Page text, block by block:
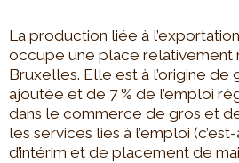
La production liée à
occupe une place relativement
Bruxelles. Elle est à l’origine de
ajoutée et de 7 % de l’emploi
dans le commerce de gros et
les services liés à l’emploi
d’intérim et de placement de